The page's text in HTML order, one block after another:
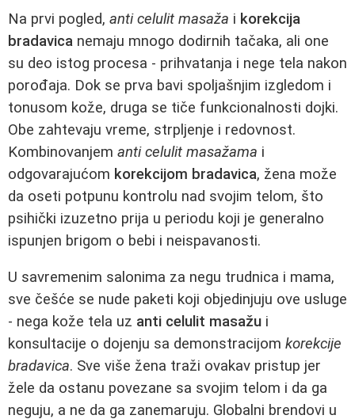
Na prvi pogled, anti celulit masaža i korekcija
bradavica nemaju mnogo dodirnih tačaka, ali one
su deo istog procesa - prihvatanja i nege tela nakon
porođaja. Dok se prva bavi spoljašnjim izgledom i
tonusom kože, druga se tiče funkcionalnosti dojki.
Obe zahtevaju vreme, strpljenje i redovnost.
Kombinovanjem anti celulit masažama i
odgovarajućom korekcijom bradavica, žena može
da oseti potpunu kontrolu nad svojim telom, što
psihički izuzetno prija u periodu koji je generalno
ispunjen brigom o bebi i neispavanosti.
U savremenim salonima za negu trudnica i mama,
sve češće se nude paketi koji objedinjuju ove usluge
- nega kože tela uz anti celulit masažu i
konsultacije o dojenju sa demonstracijom korekcije
bradavica. Sve više žena traži ovakav pristup jer
žele da ostanu povezane sa svojim telom i da ga
neguju, a ne da ga zanemaruju. Globalni brendovi u